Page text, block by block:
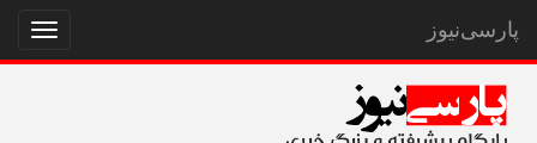
نمایش
منو
پارسی‌نیوز